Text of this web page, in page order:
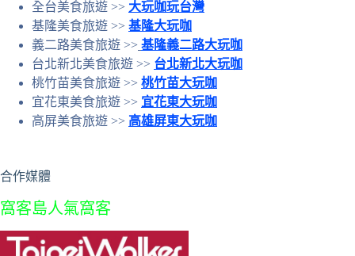
全台美食旅遊 >> 大玩咖玩台灣
基隆美食旅遊 >> 基隆大玩咖
義二路美食旅遊 >> 基隆義二路大玩咖
台北新北美食旅遊 >> 台北新北大玩咖
桃竹苗美食旅遊 >> 桃竹苗大玩咖
宜花東美食旅遊 >> 宜花東大玩咖
高屏美食旅遊 >> 高雄屏東大玩咖
合作媒體
窩客島人氣窩客